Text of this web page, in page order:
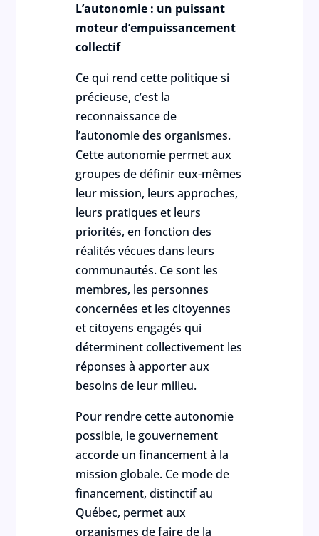
L’autonomie : un puissant
moteur d’empuissancement
collectif
Ce qui rend cette politique si
précieuse, c’est la
reconnaissance de
l’autonomie des organismes.
Cette autonomie permet aux
groupes de définir eux-mêmes
leur mission, leurs approches,
leurs pratiques et leurs
priorités, en fonction des
réalités vécues dans leurs
communautés. Ce sont les
membres, les personnes
concernées et les citoyennes
et citoyens engagés qui
déterminent collectivement les
réponses à apporter aux
besoins de leur milieu.
Pour rendre cette autonomie
possible, le gouvernement
accorde un financement à la
mission globale. Ce mode de
financement, distinctif au
Québec, permet aux
organismes de faire de la